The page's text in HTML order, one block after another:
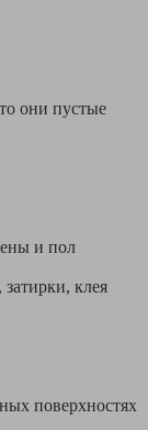
они пустые
и пол
клея
поверхностях